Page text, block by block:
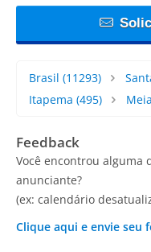
Brasil (11293)
Itapema (495)
Feedback
Você encontrou alguma
anunciante?
(ex: calendário
Clique aqui e envie seu